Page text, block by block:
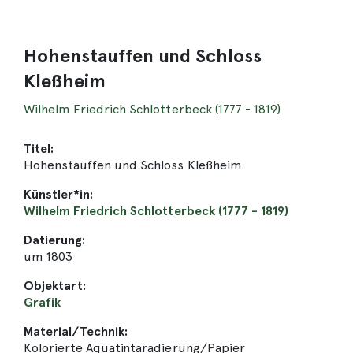
Hohenstauffen und Schloss
Kleßheim
Wilhelm Friedrich Schlotterbeck (1777 - 1819)
Titel:
Hohenstauffen und Schloss Kleßheim
Künstler*in:
Wilhelm Friedrich Schlotterbeck (1777 - 1819)
Datierung:
um 1803
Objektart:
Grafik
Material/Technik:
Kolorierte Aquatintaradierung/Papier